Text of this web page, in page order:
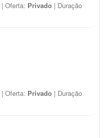
| Oferta: Privado | Duração
| Oferta: Privado | Duração